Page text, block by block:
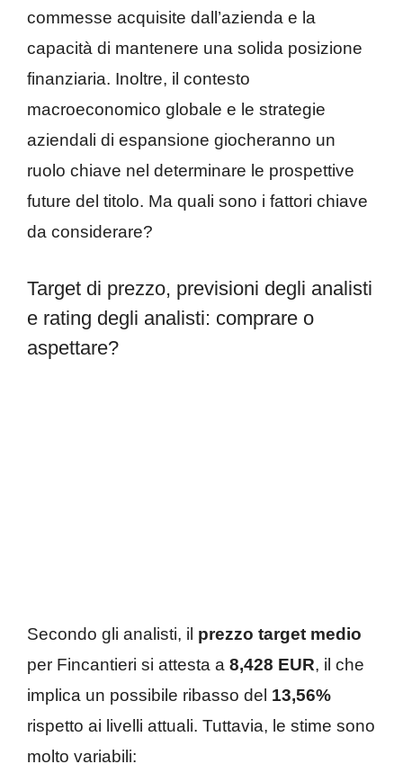
commesse acquisite dall’azienda e la
capacità di mantenere una solida posizione
finanziaria. Inoltre, il contesto
macroeconomico globale e le strategie
aziendali di espansione giocheranno un
ruolo chiave nel determinare le prospettive
future del titolo. Ma quali sono i fattori chiave
da considerare?
Target di prezzo, previsioni degli analisti
e rating degli analisti: comprare o
aspettare?
Secondo gli analisti, il prezzo target medio
per Fincantieri si attesta a 8,428 EUR, il che
implica un possibile ribasso del 13,56%
rispetto ai livelli attuali. Tuttavia, le stime sono
molto variabili: